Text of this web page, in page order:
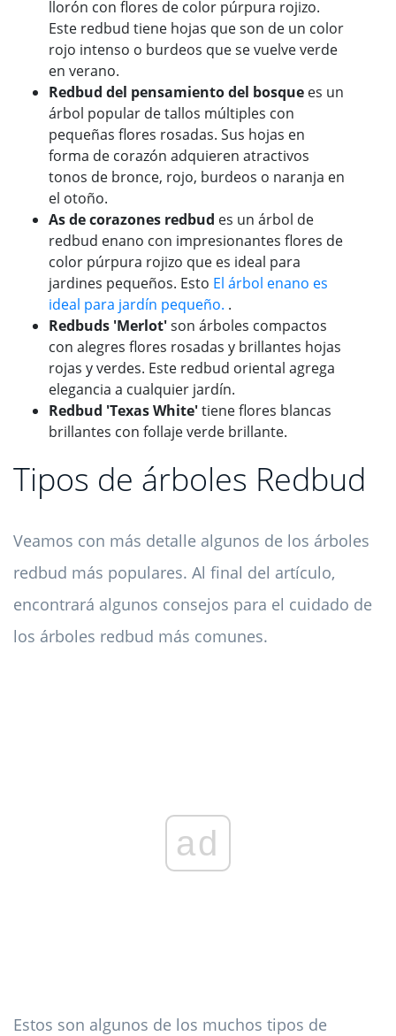
llorón con flores de color púrpura rojizo.
Este redbud tiene hojas que son de un color
rojo intenso o burdeos que se vuelve verde
en verano.
Redbud del pensamiento del bosque es un
árbol popular de tallos múltiples con
pequeñas flores rosadas. Sus hojas en
forma de corazón adquieren atractivos
tonos de bronce, rojo, burdeos o naranja en
el otoño.
As de corazones redbud es un árbol de
redbud enano con impresionantes flores de
color púrpura rojizo que es ideal para
jardines pequeños. Esto El árbol enano es
ideal para jardín pequeño. .
Redbuds 'Merlot'son árboles compactos
con alegres flores rosadas y brillantes hojas
rojas y verdes. Este redbud oriental agrega
elegancia a cualquier jardín.
Redbud 'Texas White'tiene flores blancas
brillantes con follaje verde brillante.
Tipos de árboles Redbud
Veamos con más detalle algunos de los árboles
redbud más populares. Al final del artículo,
encontrará algunos consejos para el cuidado de
los árboles redbud más comunes.
ad
Estos son algunos de los muchos tipos de